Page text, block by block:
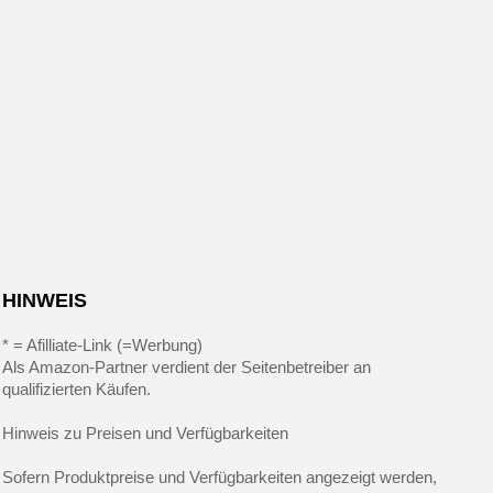
HINWEIS
* = Afilliate-Link (=Werbung)
Als Amazon-Partner verdient der Seitenbetreiber an
qualifizierten Käufen.
Hinweis zu Preisen und Verfügbarkeiten
Sofern Produktpreise und Verfügbarkeiten angezeigt werden,